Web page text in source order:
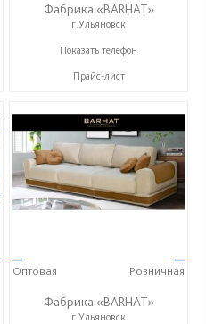
Фабрика «BARHAT»
г.Ульяновск
+7 (996) 219-29-77
Показать телефон
Прайс-лист
—
Оптовая
—
Розничная
Фабрика «BARHAT»
г.Ульяновск